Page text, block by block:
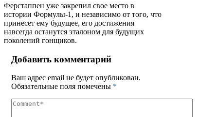
Ферстаппен уже закрепил свое место в
истории Формулы-1, и независимо от того, что
принесет ему будущее, его достижения
навсегда останутся эталоном для будущих
поколений гонщиков.
Добавить комментарий
Ваш адрес email не будет опубликован.
Обязательные поля помечены *